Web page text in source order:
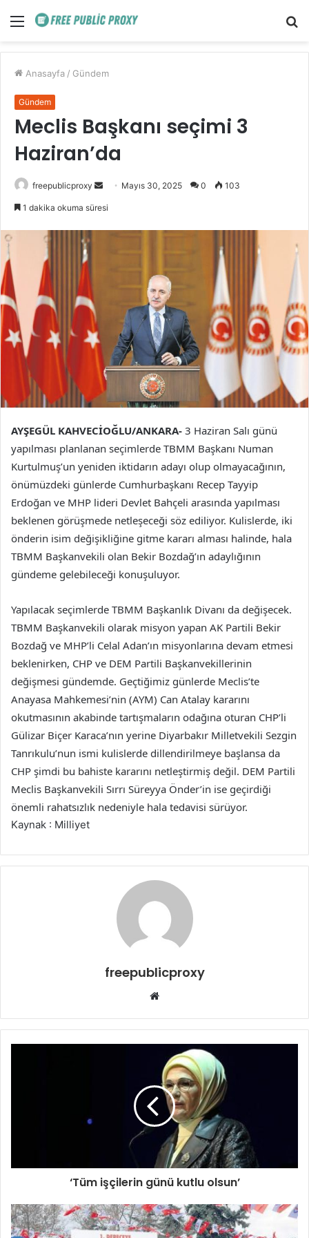
Menü
Anasayfa / Gündem
Gündem
Meclis Başkanı seçimi 3
Haziran’da
freepublicproxy
Bir
göndermek
Mayıs 30, 2025 0 103
1 dakika okuma süresi
AYŞEGÜL KAHVECİOĞLU/ANKARA- 3 Haziran Salı günü
yapılması planlanan seçimlerde TBMM Başkanı Numan
Kurtulmuş’un yeniden iktidarın adayı olup olmayacağının,
önümüzdeki günlerde Cumhurbaşkanı Recep Tayyip
Erdoğan ve MHP lideri Devlet Bahçeli arasında yapılması
beklenen görüşmede netleşeceği söz ediliyor. Kulislerde, iki
önderin isim değişikliğine gitme kararı alması halinde, hala
TBMM Başkanvekili olan Bekir Bozdağ’ın adaylığının
gündeme gelebileceği konuşuluyor.
Yapılacak seçimlerde TBMM Başkanlık Divanı da değişecek.
TBMM Başkanvekili olarak misyon yapan AK Partili Bekir
Bozdağ ve MHP’li Celal Adan’ın misyonlarına devam etmesi
beklenirken, CHP ve DEM Partili Başkanvekillerinin
değişmesi gündemde. Geçtiğimiz günlerde Meclis’te
Anayasa Mahkemesi’nin (AYM) Can Atalay kararını
okutmasının akabinde tartışmaların odağına oturan CHP’li
Gülizar Biçer Karaca’nın yerine Diyarbakır Milletvekili Sezgin
Tanrıkulu’nun ismi kulislerde dillendirilmeye başlansa da
CHP şimdi bu bahiste kararını netleştirmiş değil. DEM Partili
Meclis Başkanvekili Sırrı Süreyya Önder’in ise geçirdiği
önemli rahatsızlık nedeniyle hala tedavisi sürüyor.
Kaynak : Milliyet
freepublicproxy
Web
‘Tüm işçilerin günü kutlu olsun’